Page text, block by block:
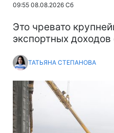
09:55 08.08.2026 Сб
Это чревато
экспортных
ТАТЬЯНА СТЕПАНОВА